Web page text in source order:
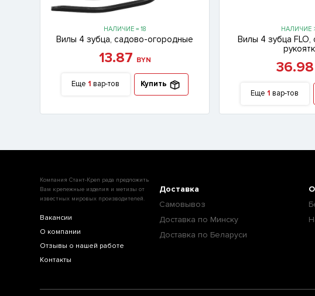
НАЛИЧИЕ = 18
Вилы 4 зубца, садово-огородные
13.87 BYN
Еще 1 вар-тов Купить
НАЛИЧИЕ
Вилы 4 зубца FLO,
36.98
Еще 1 вар-тов
Компания Стант-Креп рада предложить
Вам крепежные изделия и метизы от
известных мировых производителей.
Вакансии
О компании
Отзывы о нашей работе
Контакты
Доставка
Самовывоз
Доставка по Минску
Доставка по Беларуси